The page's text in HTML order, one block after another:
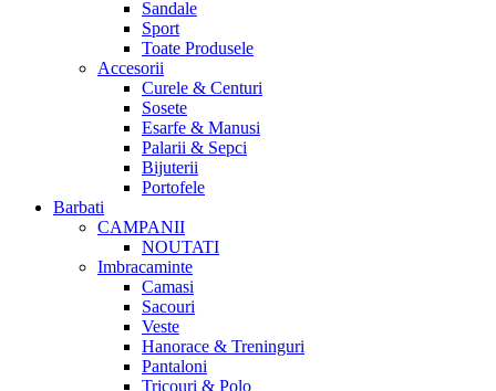
Sandale
Sport
Toate Produsele
Accesorii
Curele & Centuri
Sosete
Esarfe & Manusi
Palarii & Sepci
Bijuterii
Portofele
Barbati
CAMPANII
NOUTATI
Imbracaminte
Camasi
Sacouri
Veste
Hanorace & Treninguri
Pantaloni
Tricouri & Polo